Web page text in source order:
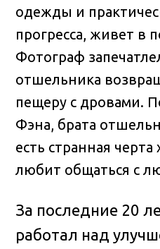
одежды и
прогресса, живет в
Фотограф
отшельника
пещеру с дровами.
Фэна, брата
есть странная
любит общаться с
За последние 20
работал над